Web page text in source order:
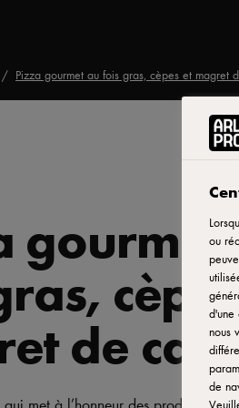
Pizza gourmet au fois gras, cèpes et magret
gourmet
de
met à l’honneur des produits
ou
d'une
nous
de